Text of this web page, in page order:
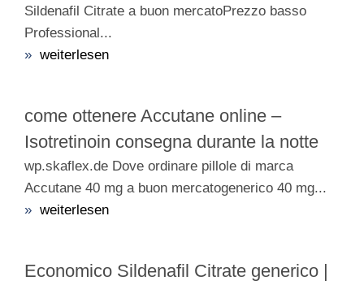
Sildenafil Citrate a buon mercatoPrezzo basso
Professional...
» weiterlesen
come ottenere Accutane online –
Isotretinoin consegna durante la notte
wp.skaflex.de Dove ordinare pillole di marca
Accutane 40 mg a buon mercatogenerico 40 mg...
» weiterlesen
Economico Sildenafil Citrate generico |